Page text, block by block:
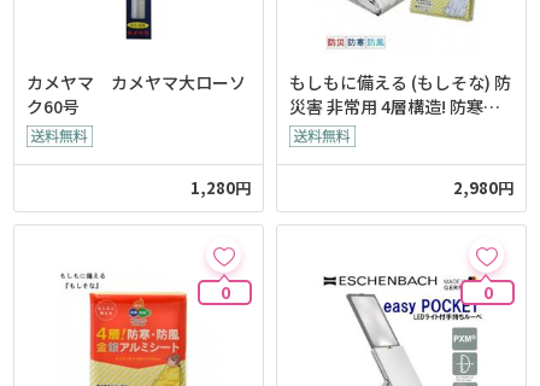
カメヤマ カメヤマ大ローソ
ク60号
1,280円
もしもに備える (もしそな) 防
災害 非常用 4層構造! 防寒・
防風 アルミシート
2,980円
0 0